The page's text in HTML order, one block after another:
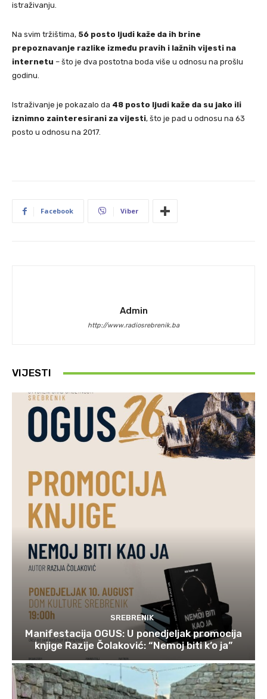
istraživanju.
Na svim tržištima, 56 posto ljudi kaže da ih brine
prepoznavanje razlike između pravih i lažnih vijesti na
internetu – što je dva postotna boda više u odnosu na prošlu
godinu.
Istraživanje je pokazalo da 48 posto ljudi kaže da su jako ili
iznimno zainteresirani za vijesti, što je pad u odnosu na 63
posto u odnosu na 2017.
Facebook Viber
Admin
http://www.radiosrebrenik.ba
VIJESTI
SREBRENIK
Manifestacija OGUS: U ponedjeljak promocija
knjige Razije Čolaković: “Nemoj biti k’o ja”